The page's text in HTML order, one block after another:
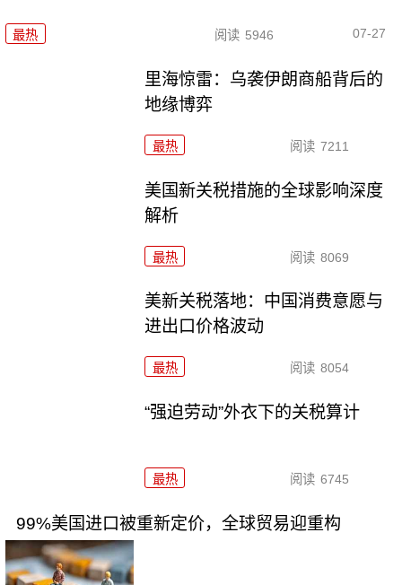
最热 阅读 5946 07-27
里海惊雷：乌袭伊朗商船背后的
地缘博弈
最热 阅读 7211
美国新关税措施的全球影响深度
解析
最热 阅读 8069
美新关税落地：中国消费意愿与
进出口价格波动
最热 阅读 8054
“强迫劳动”外衣下的关税算计
最热 阅读 6745
99%美国进口被重新定价，全球贸易迎重构